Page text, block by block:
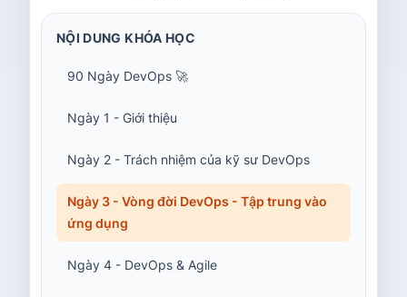
NỘI DUNG KHÓA HỌC
90 Ngày DevOps 🚀
Ngày 1 - Giới thiệu
Ngày 2 - Trách nhiệm của kỹ sư DevOps
Ngày 3 - Vòng đời DevOps - Tập trung vào
ứng dụng
Ngày 4 - DevOps & Agile